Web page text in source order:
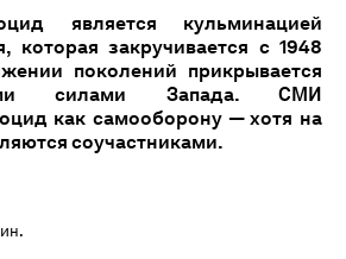
является кульминацией
которая закручивается с 1948
поколений прикрывается
силами Запада. СМИ
как самооборону — хотя на
соучастниками.